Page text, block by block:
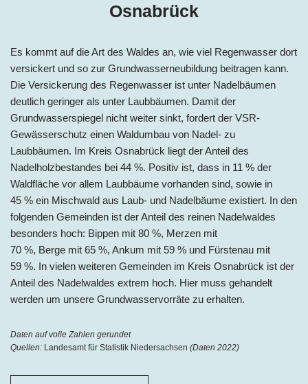
Osnabrück
Es kommt auf die Art des Waldes an, wie viel Regenwasser dort
versickert und so zur Grundwasserneubildung beitragen kann.
Die Versickerung des Regenwasser ist unter Nadelbäumen
deutlich geringer als unter Laubbäumen. Damit der
Grundwasserspiegel nicht weiter sinkt, fordert der VSR-
Gewässerschutz einen Waldumbau von Nadel- zu
Laubbäumen. Im Kreis Osnabrück liegt der Anteil des
Nadelholzbestandes bei 44 %. Positiv ist, dass in 11 % der
Waldfläche vor allem Laubbäume vorhanden sind, sowie in
45 % ein Mischwald aus Laub- und Nadelbäume existiert. In den
folgenden Gemeinden ist der Anteil des reinen Nadelwaldes
besonders hoch: Bippen mit 80 %, Merzen mit
70 %, Berge mit 65 %, Ankum mit 59 % und Fürstenau mit
59 %. In vielen weiteren Gemeinden im Kreis Osnabrück ist der
Anteil des Nadelwaldes extrem hoch. Hier muss gehandelt
werden um unsere Grundwasservorräte zu erhalten.
Daten auf volle Zahlen gerundet
Quellen: Landesamt für Statistik Niedersachsen (Daten 2022)